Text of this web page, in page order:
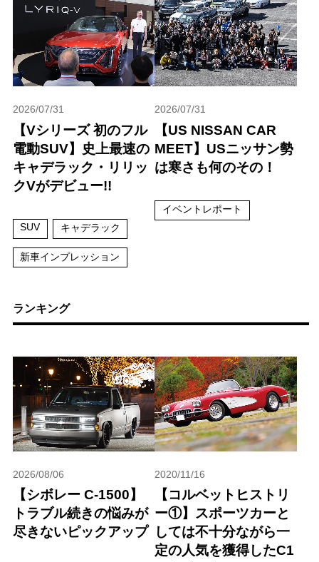
2026/07/31
【Vシリーズ 初のフル
電動SUV】史上最速の
キャデラック・リリッ
クVがデビュー!!
SUV キャデラック
新車インプレッション
2026/07/31
【US NISSAN CAR
MEET】USニッサン勢
は寒さも何のその！
イベントレポート
ランキング
2026/08/06
【シボレー C-1500】
トラブル続きの悩みが
尽きないピックアップ
2020/11/16
【コルベットヒストリ
ー①】スポーツカーと
しては不十分ながら一
定の人気を獲得したC1